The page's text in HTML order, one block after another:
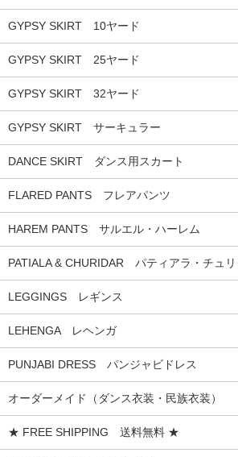
GYPSY SKIRT 10ヤード
GYPSY SKIRT 25ヤード
GYPSY SKIRT 32ヤード
GYPSY SKIRT サーキュラー
DANCE SKIRT ダンス用スカート
FLARED PANTS フレアパンツ
HAREM PANTS サルエル・ハーレム
PATIALA & CHURIDAR パティアラ・チュ
LEGGINGS レギンス
LEHENGA レヘンガ
PUNJABI DRESS パンジャビドレス
オーダーメイド（ダンス衣装・民族衣装）
★ FREE SHIPPING 送料無料 ★